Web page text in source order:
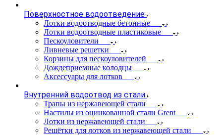
Поверхностное водоотведение
Лотки водоотводные бетонные
Лотки водоотводные пластиковые
Пескоуловители
Ливневые решетки
Корзины для пескоуловителей
Дождеприемные колодцы
Аксессуары для лотков
Внутренний водоотвод из стали
Трапы из нержавеющей стали
Настилы из оцинкованной стали Grent
Лотки из нержавеющей стали
Решётки для лотков из нержавеющей стали